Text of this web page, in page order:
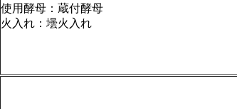
使用酵母：蔵付酵母
火入れ：壜火入れ